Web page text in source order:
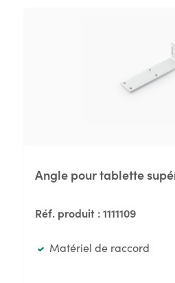
Angle pour tablette
Réf. produit :1111109
Matériel de raccord